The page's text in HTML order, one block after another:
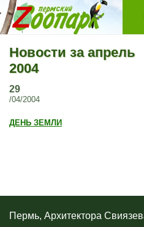
Новости за апрель
2004
29
/04/2004
ДЕНЬ ЗЕМЛИ
Пермь, Архитектора